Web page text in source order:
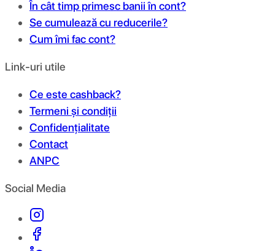
În cât timp primesc banii în cont?
Se cumulează cu reducerile?
Cum îmi fac cont?
Link-uri utile
Ce este cashback?
Termeni și condiții
Confidențialitate
Contact
ANPC
Social Media